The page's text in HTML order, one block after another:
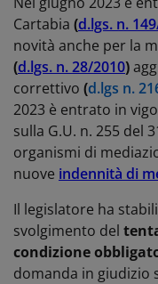
Cartabia (d.lgs. n.
novità anche per la
(d.lgs. n. 28/2010)
correttivo (d.lgs n.
2023 è entrato in
sulla G.U. n. 255 del
organismi di
nuove indennità di
Il legislatore ha
svolgimento del
condizione
domanda in giudizio